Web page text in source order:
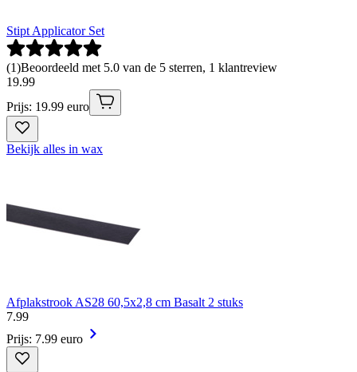
Stipt Applicator Set
(1)Beoordeeld met 5.0 van de 5 sterren, 1 klantreview
19.99
Prijs: 19.99 euro
Bekijk alles in wax
Afplakstrook AS28 60,5x2,8 cm Basalt 2 stuks
7.99
Prijs: 7.99 euro